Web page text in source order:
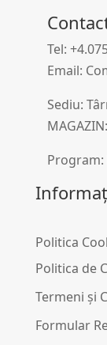
Tel:
Email:
Sediu:
Program:
Politica
Politica de
Termeni și
Formular